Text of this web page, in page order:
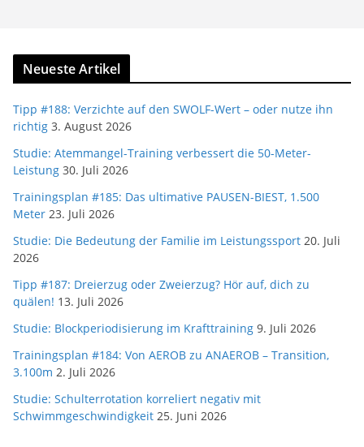
Neueste Artikel
Tipp #188: Verzichte auf den SWOLF-Wert – oder nutze ihn
richtig 3. August 2026
Studie: Atemmangel-Training verbessert die 50-Meter-
Leistung 30. Juli 2026
Trainingsplan #185: Das ultimative PAUSEN-BIEST, 1.500
Meter 23. Juli 2026
Studie: Die Bedeutung der Familie im Leistungssport 20. Juli
2026
Tipp #187: Dreierzug oder Zweierzug? Hör auf, dich zu
quälen! 13. Juli 2026
Studie: Blockperiodisierung im Krafttraining 9. Juli 2026
Trainingsplan #184: Von AEROB zu ANAEROB – Transition,
3.100m 2. Juli 2026
Studie: Schulterrotation korreliert negativ mit
Schwimmgeschwindigkeit 25. Juni 2026